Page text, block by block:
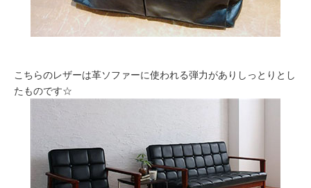
こちらのレザーは革ソファーに使われる弾力がありしっとりとし
たものです☆